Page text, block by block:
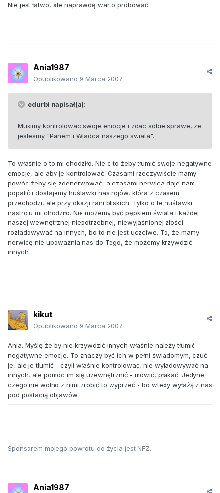
Nie jest łatwo, ale naprawdę warto próbować.
Ania1987
Opublikowano 9 Marca 2007
edurbi napisał(a):
Musimy kontrolowac swoje emocje i zdac sobie sprawe, ze
jestesmy "Panem i Wladca naszego swiata".
To właśnie o to mi chodziło. Nie o to żeby tłumić swoje negatywne
emocje, ale aby je kontrolować. Czasami rzeczywiście mamy
powód żeby się zdenerwować, a czasami nerwica daje nam
popalić i dostajemy huśtawki nastrojów, która z czasem
przechodzi, ale przy okazji rani bliskich. Tylko o te huśtawki
nastroju mi chodziło. Nie możemy być pępkiem świata i każdej
naszej wewnętrznej niepotrzebnej, niewyjaśnionej złości
rozładowywać na innych, bo to nie jest uczciwe. To, że mamy
nerwicę nie upoważnia nas do Tego, że możemy krzywdzić
innych.
kikut
Opublikowano 9 Marca 2007
Ania. Myślę że by nie krzywdzić innych właśnie należy tłumić
negatywne emocje. To znaczy być ich w pełni świadomym, czuć
je, ale je tłumić - czyli właśnie kontrolować, nie wyładowywać na
innych, ale pomóc im się uzewnętrznić - mówić, płakać. Jedyne
czego nie wolno z nimi zrobić to wyprzeć - bo wtedy wyłażą z nas
pod postacią objawów.
Sponsorem mojego powrotu do życia jest NFZ.
Ania1987